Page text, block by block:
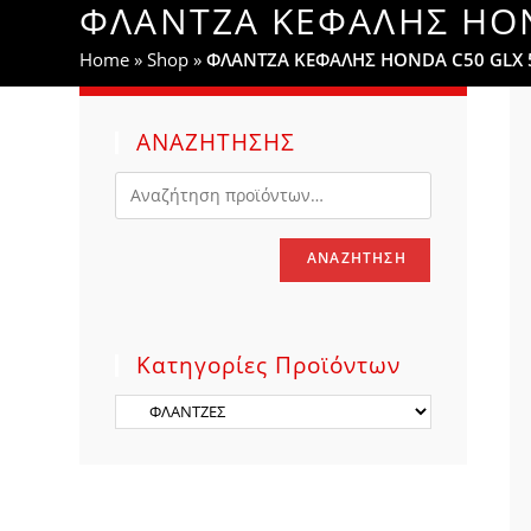
WEBSITE
SEARCH
ΦΛΑΝΤΖΑ ΚΕΦΑΛΗΣ
Home »Shop »ΦΛΑΝΤΖΑ ΚΕΦΑΛΗΣ HONDA C50 GLX
ΑΝΑΖΗΤΗΣΗΣ
ΑΝΑΖΉΤΗΣΗ
Κατηγορίες Προϊόντων